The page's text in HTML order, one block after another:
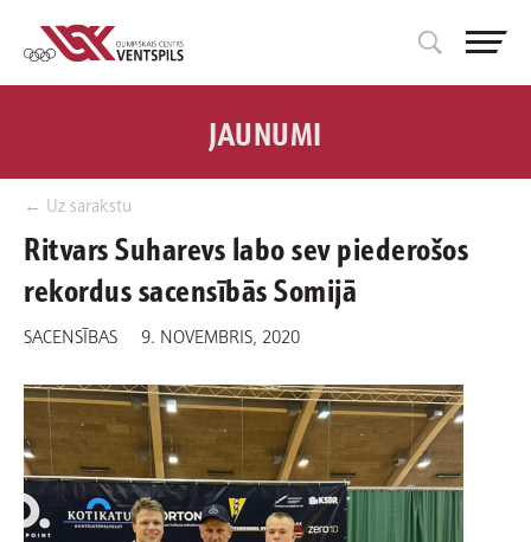
← Uz sarakstu
JAUNUMI
Ritvars Suharevs labo sev piederošos
rekordus sacensībās Somijā
SACENSĪBAS 9. NOVEMBRIS, 2020